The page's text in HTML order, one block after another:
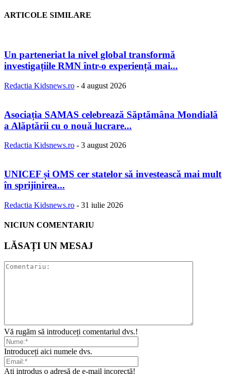
ARTICOLE SIMILARE
Un parteneriat la nivel global transformă
investigațiile RMN într-o experiență mai...
Redactia Kidsnews.ro - 4 august 2026
Asociația SAMAS celebrează Săptămâna Mondială
a Alăptării cu o nouă lucrare...
Redactia Kidsnews.ro - 3 august 2026
UNICEF și OMS cer statelor să investească mai mult
în sprijinirea...
Redactia Kidsnews.ro - 31 iulie 2026
NICIUN COMENTARIU
LĂSAȚI UN MESAJ
Vă rugăm să introduceți comentariul dvs.!
Introduceți aici numele dvs.
Ați introdus o adresă de e-mail incorectă!